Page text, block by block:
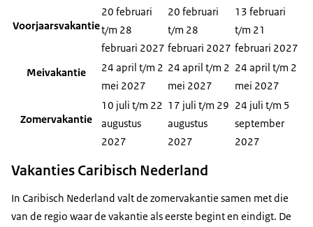
Voorjaarsvakantie
20 februari
t/m 28
februari 2027
20 februari
t/m 28
februari 2027
13 februari
t/m 21
februari 2027
Meivakantie
24 april t/m 2
mei 2027
24 april t/m 2
mei 2027
24 april t/m 2
mei 2027
Zomervakantie
10 juli t/m 22
augustus
2027
17 juli t/m 29
augustus
2027
24 juli t/m 5
september
2027
Vakanties Caribisch Nederland
In Caribisch Nederland valt de zomervakantie samen met die
van de regio waar de vakantie als eerste begint en eindigt. De